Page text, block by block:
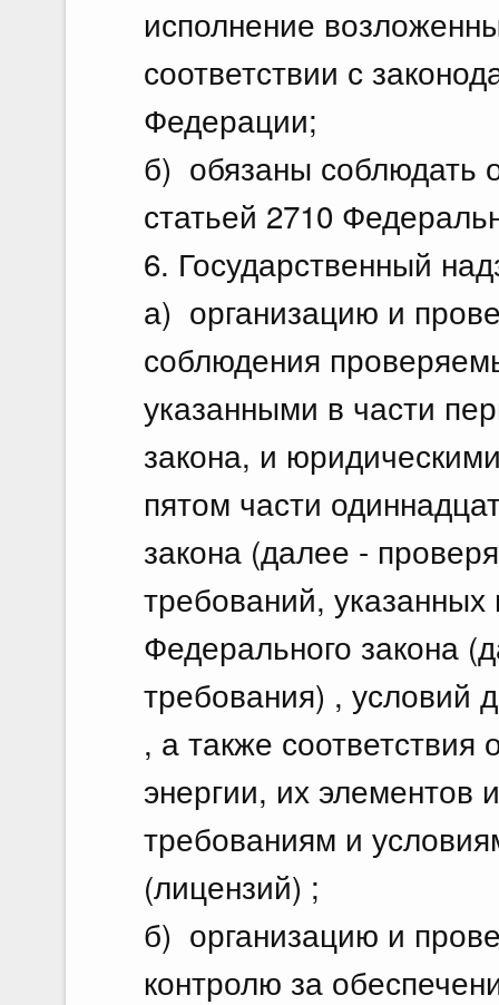
исполнение
соответствии с
Федерации;
б) обязаны соблюдать
статьей 2710
6. Государственный
а) организацию и
соблюдения
указанными в части
закона, и
пятом части
закона (далее -
требований, указанных
Федерального закона
требования) , условий
, а также соответствия
энергии, их элементов
требованиям и
(лицензий) ;
б) организацию и
контролю за